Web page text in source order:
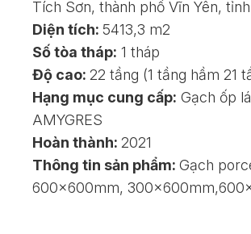
Tích Sơn, thành phố Vĩn Yên,
Diện tích: 5413,3 m2
Số tòa tháp: 1 tháp
Độ cao: 22 tầng (1 tầng hầm 21
Hạng mục cung cấp: Gạch ốp
AMYGRES
Hoàn thành: 2021
Thông tin sản phẩm:Gạch
600x600mm,